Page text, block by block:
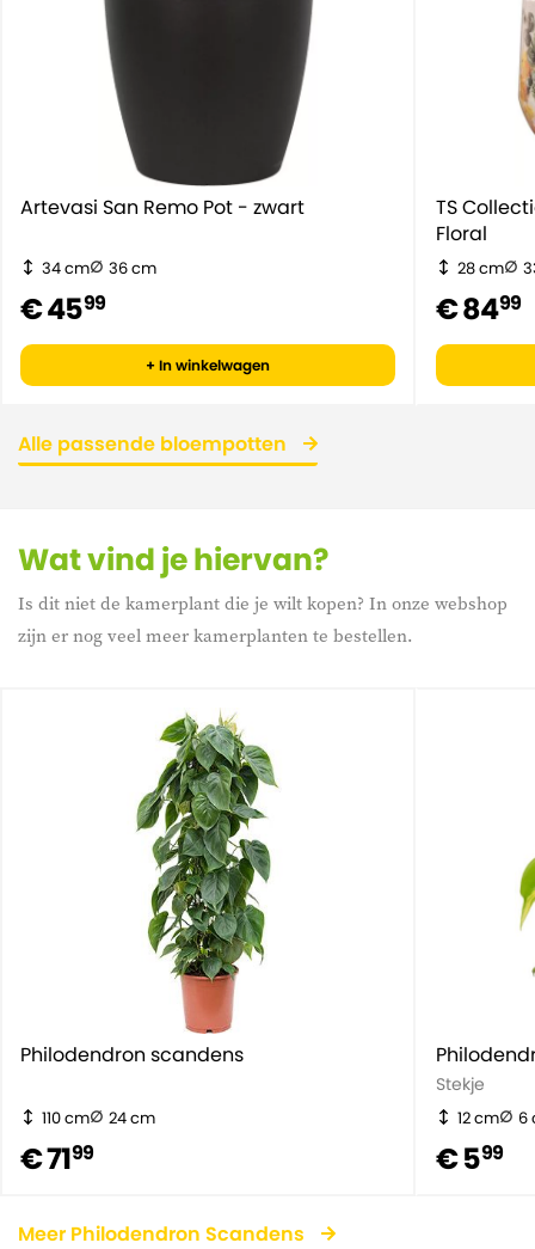
Artevasi San Remo Pot - zwart
34 cm 36 cm
€ 4599
+ In winkelwagen
TS
Floral
28 cm
€ 8499
Alle passende bloempotten
Wat vind je hiervan?
Is dit niet de kamerplant die je wilt kopen? In onze webshop
zijn er nog veel meer kamerplanten te bestellen.
Philodendron scandens
110 cm 24 cm
€ 7199
Stekje
12 cm 6
€ 599
Meer Philodendron Scandens